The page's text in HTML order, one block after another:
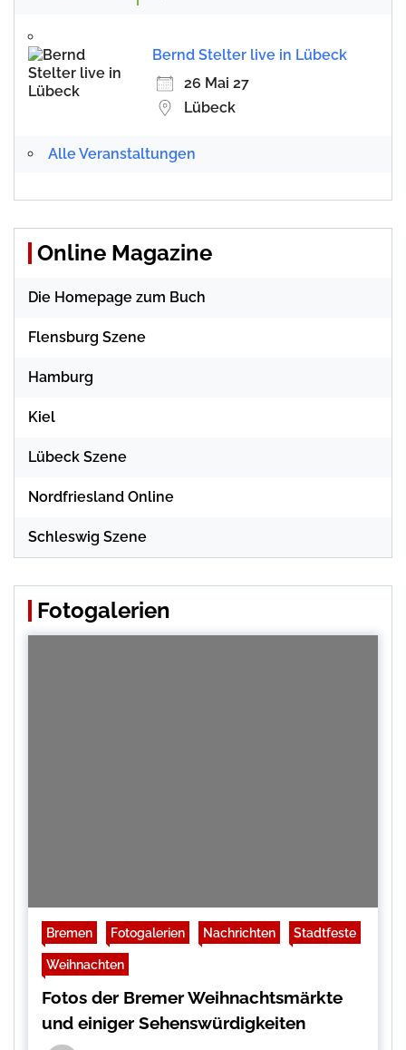
Bernd Stelter live in Lübeck
26 Mai 27
Lübeck
Alle Veranstaltungen
Online Magazine
Die Homepage zum Buch
Flensburg Szene
Hamburg
Kiel
Lübeck Szene
Nordfriesland Online
Schleswig Szene
Fotogalerien
Bremen Fotogalerien Nachrichten Stadtfeste
Weihnachten
Fotos der Bremer Weihnachtsmärkte
und einiger Sehenswürdigkeiten